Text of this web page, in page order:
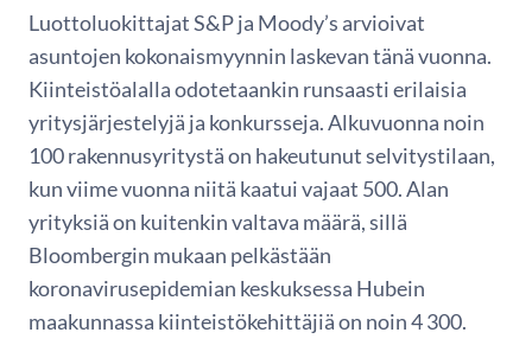
Luottoluokittajat S&P ja Moody’s arvioivat
asuntojen kokonaismyynnin laskevan tänä vuonna.
Kiinteistöalalla odotetaankin runsaasti erilaisia
yritysjärjestelyjä ja konkursseja. Alkuvuonna noin
100 rakennusyritystä on hakeutunut selvitystilaan,
kun viime vuonna niitä kaatui vajaat 500. Alan
yrityksiä on kuitenkin valtava määrä, sillä
Bloombergin mukaan pelkästään
koronavirusepidemian keskuksessa Hubein
maakunnassa kiinteistökehittäjiä on noin 4 300.